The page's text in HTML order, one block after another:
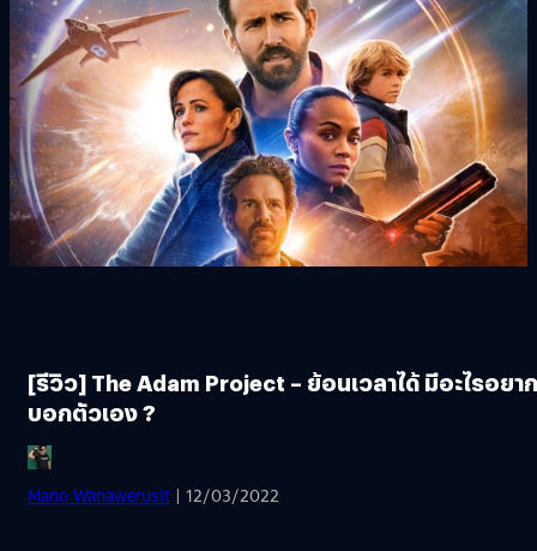
[รีวิว] The Adam Project – ย้อนเวลาได้ มีอะไรอยาก
บอกตัวเอง ?
Mano Wanawerusit | 12/03/2022